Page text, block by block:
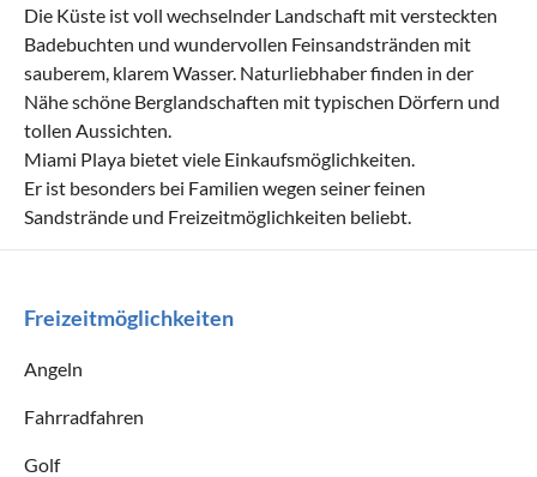
Die Küste ist voll wechselnder Landschaft mit versteckten
Badebuchten und wundervollen Feinsandstränden mit
sauberem, klarem Wasser. Naturliebhaber finden in der
Nähe schöne Berglandschaften mit typischen Dörfern und
tollen Aussichten.
Miami Playa bietet viele Einkaufsmöglichkeiten.
Er ist besonders bei Familien wegen seiner feinen
Sandstrände und Freizeitmöglichkeiten beliebt.
Freizeitmöglichkeiten
Angeln
Fahrradfahren
Golf